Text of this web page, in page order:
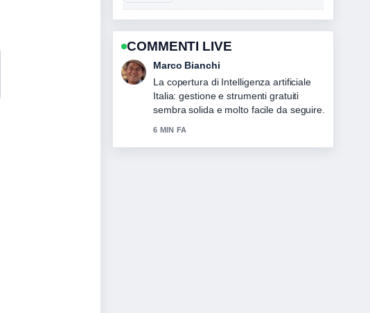
COMMENTI LIVE
Elena Ricci
Ottimo lavoro di verifica intorno a
Ultime Notizie: Fonti Più Affidabili e
Come.... Piu testate dovrebbero